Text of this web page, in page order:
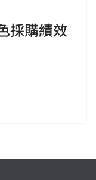
採購績效